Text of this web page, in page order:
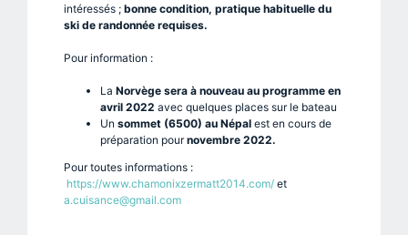
intéressés ; bonne condition, pratique habituelle du
ski de randonnée requises.
Pour information :
La Norvège sera à nouveau au programme en
avril 2022 avec quelques places sur le bateau
Un sommet (6500) au Népal est en cours de
préparation pournovembre 2022.
Pour toutes informations :
https://www.chamonixzermatt2014.com/ et
a.cuisance@gmail.com